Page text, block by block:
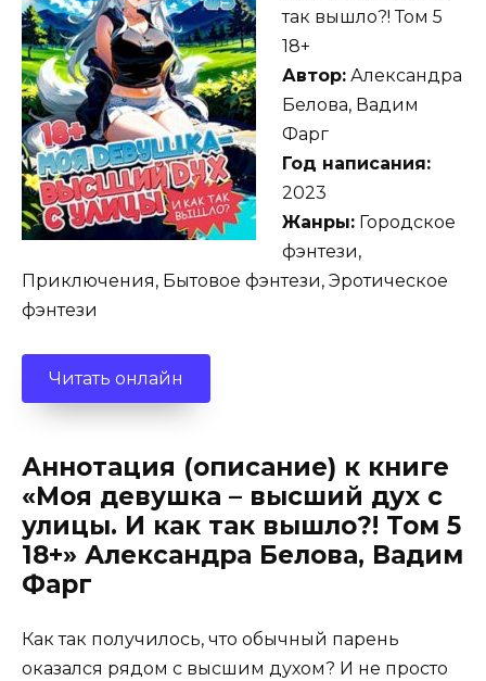
так вышло?! Том 5
18+
Автор: Александра
Белова, Вадим
Фарг
Год написания:
2023
Жанры: Городское
фэнтези,
Приключения, Бытовое фэнтези, Эротическое
фэнтези
Читать онлайн
Аннотация (описание) к книге
«Моя девушка – высший дух с
улицы. И как так вышло?! Том 5
18+» Александра Белова, Вадим
Фарг
Как так получилось, что обычный парень
оказался рядом с высшим духом? И не просто